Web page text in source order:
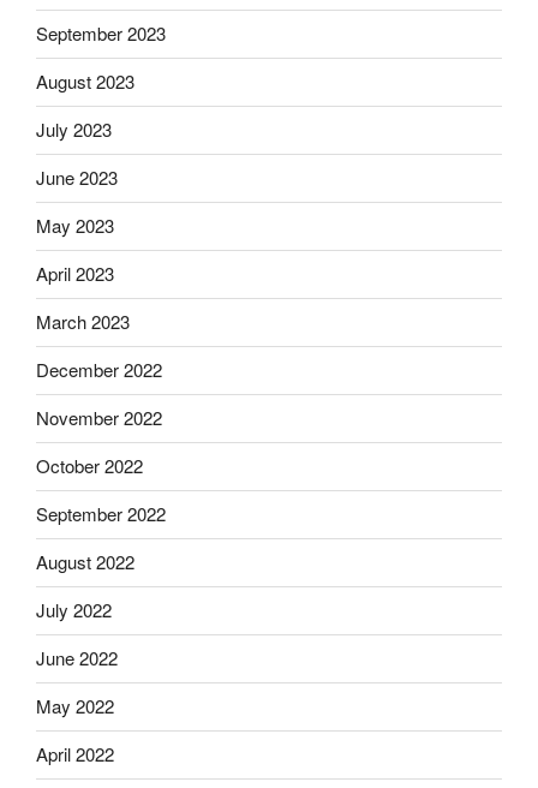
September 2023
August 2023
July 2023
June 2023
May 2023
April 2023
March 2023
December 2022
November 2022
October 2022
September 2022
August 2022
July 2022
June 2022
May 2022
April 2022